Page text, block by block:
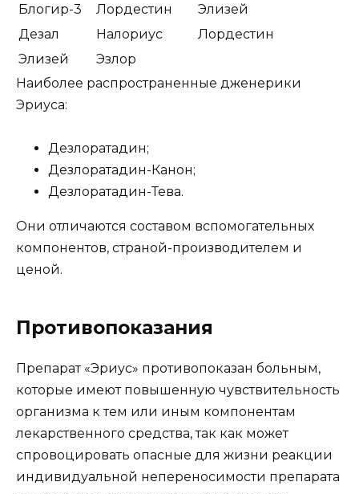
Блогир-3
Лордестин
Элизей
Дезал
Налориус
Лордестин
Элизей
Эзлор
Наиболее распространенные дженерики
Эриуса:
Дезлоратадин;
Дезлоратадин-Канон;
Дезлоратадин-Тева.
Они отличаются составом вспомогательных
компонентов, страной-производителем и
ценой.
Противопоказания
Препарат «Эриус» противопоказан больным,
которые имеют повышенную чувствительность
организма к тем или иным компонентам
лекарственного средства, так как может
спровоцировать опасные для жизни реакции
индивидуальной непереносимости препарата